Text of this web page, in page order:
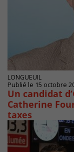
LONGUEUIL
Publié le 15 octobre
Un candidat
Catherine
taxes